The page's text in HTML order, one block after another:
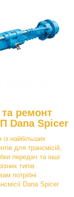
ремонт
Dana Spicer
найбільших
для трансмісій,
передач та інші
типів
потрібні
Dana Spicer